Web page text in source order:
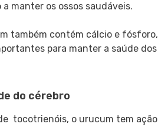
manter os ossos saudáveis.
também contém cálcio e fósforo,
para manter a saúde dos
do cérebro
tocotrienóis, o urucum tem ação